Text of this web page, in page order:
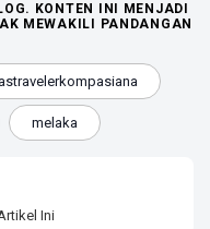
KONTEN INI MENJADI
MEWAKILI PANDANGAN
melaka
Ini